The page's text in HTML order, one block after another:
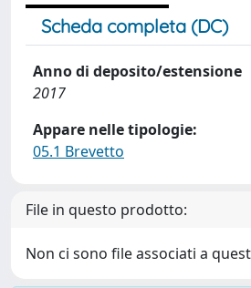
Scheda completa (DC)
Anno di deposito/estensione
2017
Appare nelle tipologie:
05.1 Brevetto
File in questo prodotto:
Non ci sono file associati a